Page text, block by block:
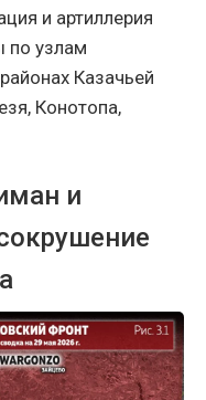
и артиллерия
по узлам
Казачьей
Конотопа,
и